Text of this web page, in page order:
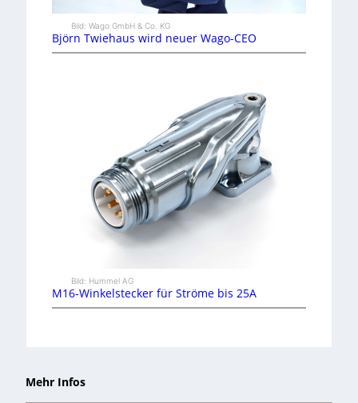
Bild: Wago GmbH & Co. KG
Björn Twiehaus wird neuer Wago-CEO
Bild: Hummel AG
M16-Winkelstecker für Ströme bis 25A
Mehr Infos